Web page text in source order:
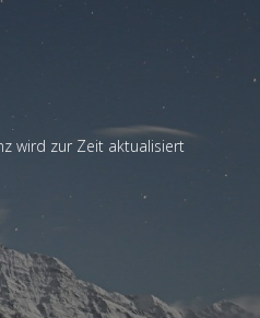
wird zur Zeit aktualisiert